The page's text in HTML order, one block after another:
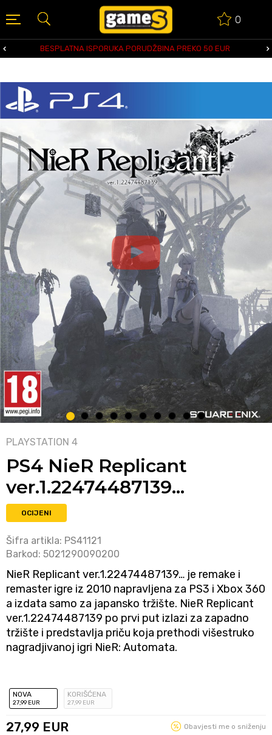
0
BESPLATNA ISPORUKA PORUDŽBINA PREKO 50 EUR
1 2 3 4 5 6 7 8 9 10
PLAYSTATION 4
PS4 NieR Replicant
ver.1.22474487139…
OCIJENI
Šifra artikla: PS41121
Barkod: 5021290090200
NieR Replicant ver.1.22474487139… je remake i
remaster igre iz 2010 napravljena za PS3 i Xbox 360
a izdata samo za japansko tržište. NieR Replicant
ver.1.22474487139 po prvi put izlazi za zapadno
tržište i predstavlja priču koja prethodi višestruko
nagradjivanoj igri NieR: Automata.
NOVA
27,99 EUR
KORIŠĆENA
27,99 EUR
27,99 EUR Obavjesti me o sniženju